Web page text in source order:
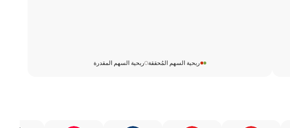
ربحية السهم المُحققة ربحية السهم المقدرة